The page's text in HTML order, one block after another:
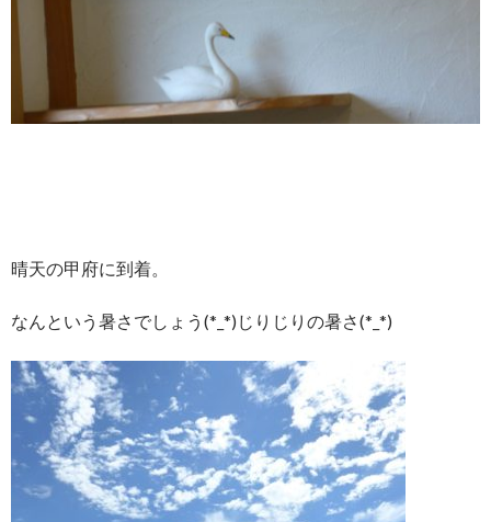
晴天の甲府に到着。
なんという暑さでしょう(*_*)じりじりの暑さ(*_*)